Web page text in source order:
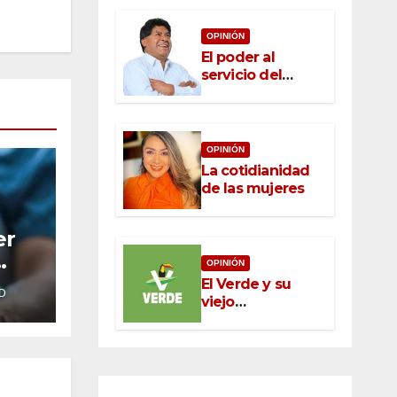
OPINIÓN
El poder al
servicio del
pueblo: la nueva
México
OPINIÓN
La cotidianidad
de las mujeres
OPINIÓN
El Verde y su
viejo
oportunismo